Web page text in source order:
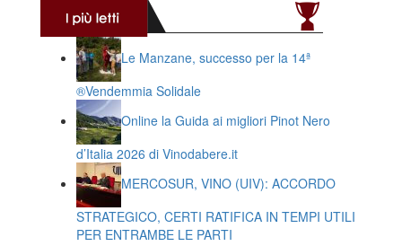
Le Manzane, successo per la 14ª
®️Vendemmia Solidale
Online la Guida ai migliori Pinot Nero
d’Italia 2026 di Vinodabere.it
MERCOSUR, VINO (UIV): ACCORDO
STRATEGICO, CERTI RATIFICA IN TEMPI UTILI
PER ENTRAMBE LE PARTI